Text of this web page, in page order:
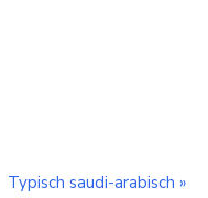
DerTypisch saudi-arabisch »